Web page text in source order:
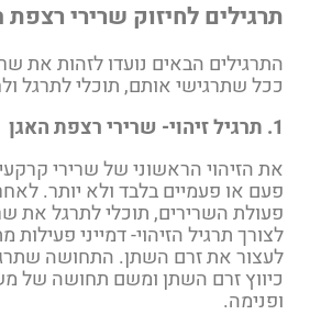
תרגילים לחיזוק שרירי רצפת
התרגילים הבאים נועדו לזהות את
ככל שתרגישי אותם, תוכלי לתרגל
1. תרגיל זיהוי- שרירי רצפת האגן
את הזיהוי הראשוני של שרירי
פעם או פעמיים בלבד ולא יותר.
פעולת השרירים, תוכלי לתרגל את
לצורך תרגיל הזיהוי- דמייני פעילות
לעצור את זרם השתן. התחושה
כיווץ זרם השתן ומשם תחושה של
ופנימה.